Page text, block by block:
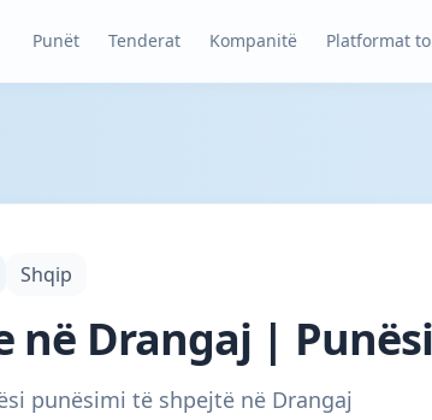
Punët Tenderat Kompanitë Platformat
Shqip
në Drangaj |
punësimi të shpejtë në Drangaj